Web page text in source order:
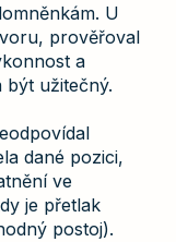
U
prověřoval
a
být užitečný.
dané pozici,
ve
je přetlak
postoj).